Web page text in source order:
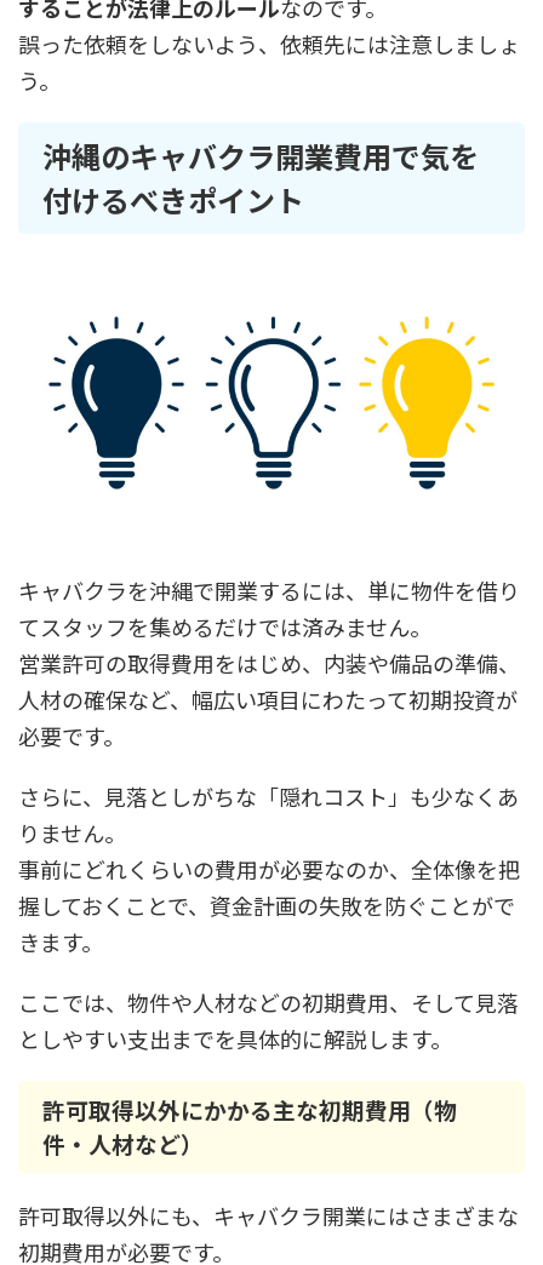
することが法律上のルールなのです。
誤った依頼をしないよう、依頼先には注意しましょ
う。
沖縄のキャバクラ開業費用で気を
付けるべきポイント
キャバクラを沖縄で開業するには、単に物件を借り
てスタッフを集めるだけでは済みません。
営業許可の取得費用をはじめ、内装や備品の準備、
人材の確保など、幅広い項目にわたって初期投資が
必要です。
さらに、見落としがちな「隠れコスト」も少なくあ
りません。
事前にどれくらいの費用が必要なのか、全体像を把
握しておくことで、資金計画の失敗を防ぐことがで
きます。
ここでは、物件や人材などの初期費用、そして見落
としやすい支出までを具体的に解説します。
許可取得以外にかかる主な初期費用（物
件・人材など）
許可取得以外にも、キャバクラ開業にはさまざまな
初期費用が必要です。